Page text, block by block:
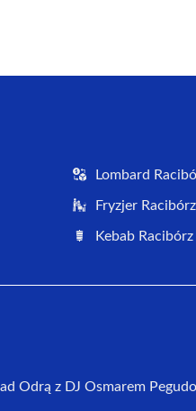
Lombard
Fryzjer Racibórz
Kebab Racibórz
Odrą z DJ Osmarem